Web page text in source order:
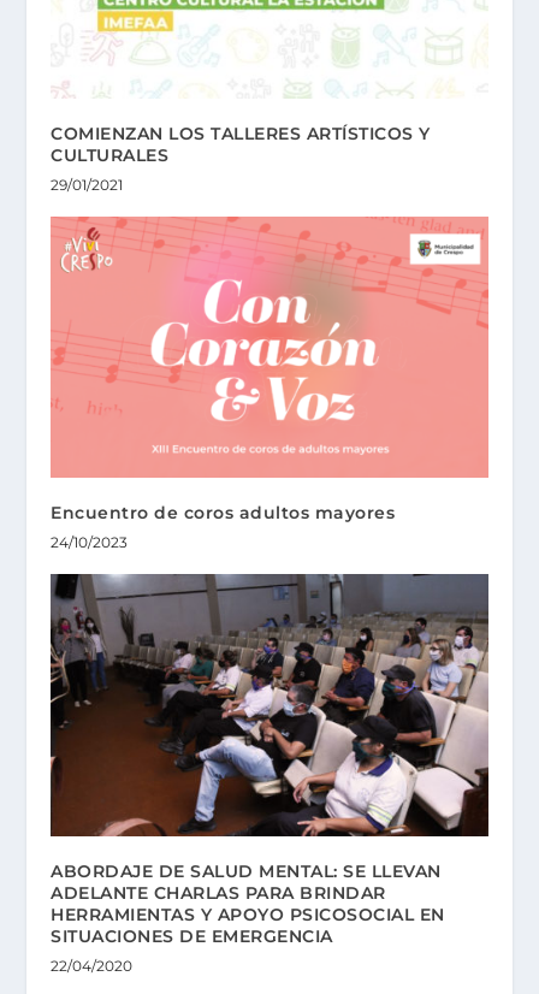
COMIENZAN LOS TALLERES ARTÍSTICOS Y
CULTURALES
29/01/2021
Encuentro de coros adultos mayores
24/10/2023
ABORDAJE DE SALUD MENTAL: SE LLEVAN
ADELANTE CHARLAS PARA BRINDAR
HERRAMIENTAS Y APOYO PSICOSOCIAL EN
SITUACIONES DE EMERGENCIA
22/04/2020